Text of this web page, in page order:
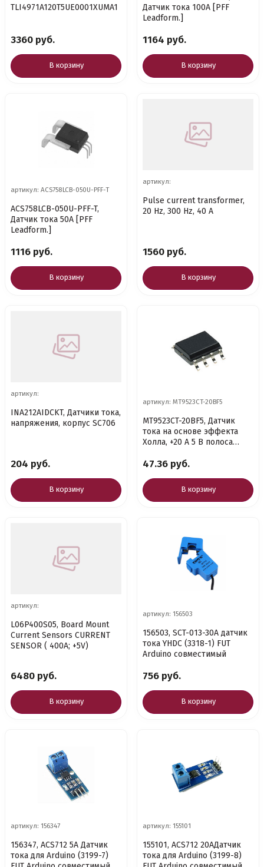
TLI4971A120T5UE0001XUMA1
3360 руб.
В корзину
Датчик тока 100А [PFF
Leadform.]
1164 руб.
В корзину
артикул: ACS758LCB-050U-PFF-T
ACS758LCB-050U-PFF-T,
Датчик тока 50А [PFF
Leadform.]
1116 руб.
В корзину
артикул:
Pulse current transformer,
20 Hz, 300 Hz, 40 A
1560 руб.
В корзину
артикул:
INA212AIDCKT, Датчики тока,
напряжения, корпус SC706
204 руб.
В корзину
артикул: MT9523CT-20BF5
MT9523CT-20BF5, Датчик
тока на основе эффекта
Холла, +20 А 5 В полоса
изляция 2,
47.36 руб.
В корзину
артикул:
L06P400S05, Board Mount
Current Sensors CURRENT
SENSOR ( 400A; +5V)
6480 руб.
В корзину
артикул: 156503
156503, SCT-013-30A датчик
тока YHDC (3318-1) FUT
Arduino совместимый
756 руб.
В корзину
артикул: 156347
156347, ACS712 5A Датчик
тока для Arduino (3199-7)
артикул: 155101
155101, ACS712 20AДатчик
тока для Arduino (3199-8)